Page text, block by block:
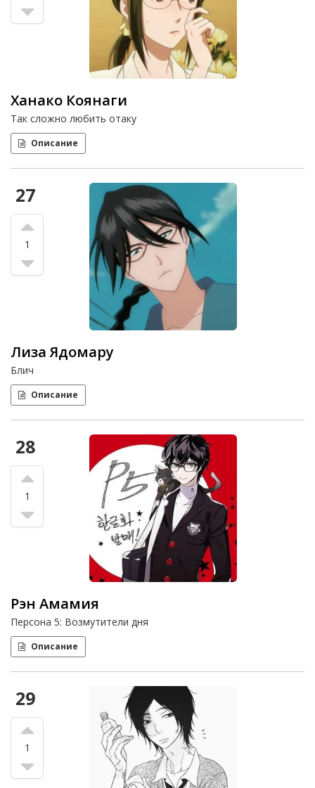
Ханако Коянаги
Так сложно любить отаку
Описание
27
1
Лиза Ядомару
Блич
Описание
28
1
Рэн Амамия
Персона 5: Возмутители дня
Описание
29
1